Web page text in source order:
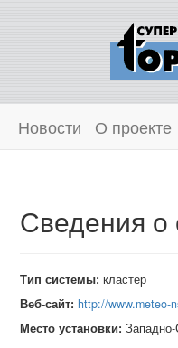
Новости О проекте
Сведения о
Тип системы: кластер
Веб-сайт: http://www.meteo-
Место установки: